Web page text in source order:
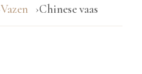
Vazen Chinese vaas